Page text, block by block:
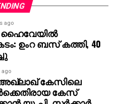
ഒരു പുതിയ
ഇത്തരം
വളര്‍ച്ചയുടെ
നല്‍കുന്നത്.’
ഡോ. വിബിന്‍ദാസ്
വിശ്വാസ്യതയും
ago
ഹൈവേയില്‍
ഉംറ ബസ് കത്തി, 40
ago
കേസിലെ
കേസ്